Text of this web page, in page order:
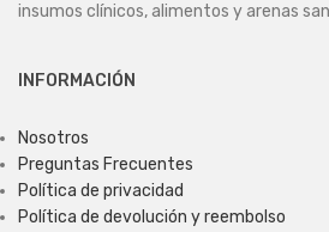
insumos clínicos, alimentos y arenas
INFORMACIÓN
Nosotros
Preguntas Frecuentes
Política de privacidad
Política de devolución y reembolso